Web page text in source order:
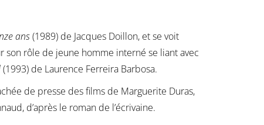
ans(1989) de Jacques Doillon, et se voit
rôle de jeune homme interné se liant avec
(1993) de Laurence Ferreira Barbosa.
de presse des films de Marguerite Duras,
d’après le roman de l’écrivaine.